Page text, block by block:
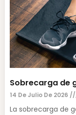
Sobrecarga de
14 De Julio De 2026
La sobrecarga de